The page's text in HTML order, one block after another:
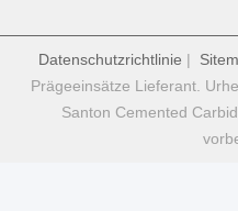
Datenschutzrichtlinie |
Prägeeinsätze Lieferant.
Santon Cemented